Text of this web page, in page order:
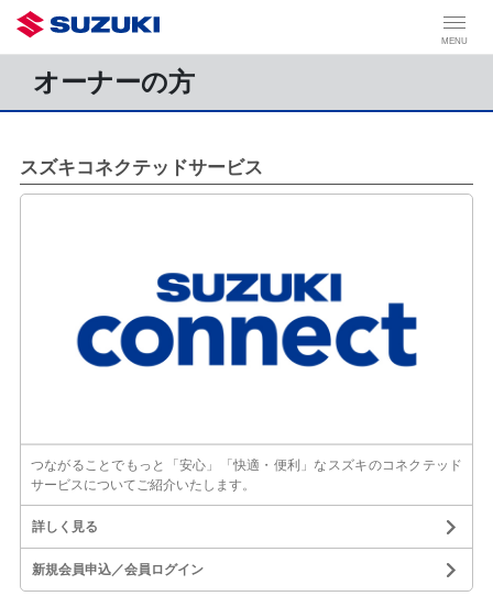
MENU
オーナーの方
スズキコネクテッドサービス
つながることでもっと「安心」「快適・便利」なスズキのコネクテッド
サービスについてご紹介いたします。
詳しく見る
新規会員申込／会員ログイン